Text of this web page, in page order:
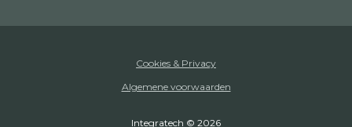
Cookies & Privacy
Algemene voorwaarden
Integratech © 2026